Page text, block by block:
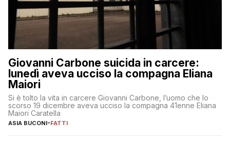
Giovanni Carbone suicida in carcere:
lunedì aveva ucciso la compagna Eliana
Maiori
Si è tolto la vita in carcere Giovanni Carbone, l’uomo che lo
scorso 19 dicembre aveva ucciso la compagna 41enne Eliana
Maiori Caratella
ASIA BUCONI-FATTI